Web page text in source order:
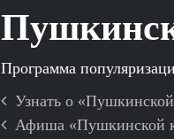
Программа
Узнать о «Пушкинской
Афиша «Пушкинской